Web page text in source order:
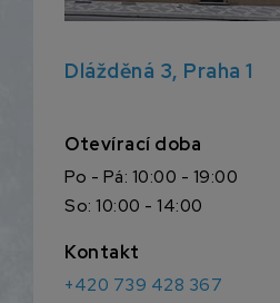
Dlážděná 3, Praha 1
Otevírací doba
Po - Pá: 10:00 - 19:00
So: 10:00 - 14:00
Kontakt
+420 739 428 367